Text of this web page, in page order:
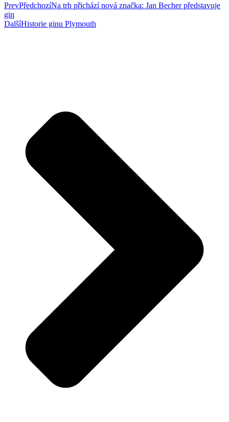
PrevPředchozíNa trh přichází nová značka: Jan Becher představuje
gin
DalšíHistorie ginu Plymouth